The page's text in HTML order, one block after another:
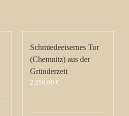
Schmiedeeisernes Tor
(Chemnitz) aus der
Gründerzeit
2.250,00 €